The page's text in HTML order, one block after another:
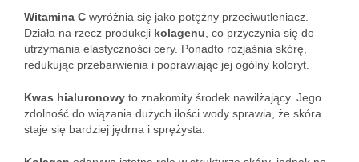
Witamina C wyróżnia się jako potężny przeciwutleniacz.
Działa na rzecz produkcji kolagenu , co przyczynia się do
utrzymania elastyczności cery. Ponadto rozjaśnia skórę,
redukując przebarwienia i poprawiając jej ogólny koloryt.
Kwas hialuronowy to znakomity środek nawilżający. Jego
zdolność do wiązania dużych ilości wody sprawia, że skóra
staje się bardziej jędrna i sprężysta.